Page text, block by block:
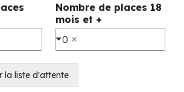
Nombre de places 18
mois et +
0
la liste d'attente